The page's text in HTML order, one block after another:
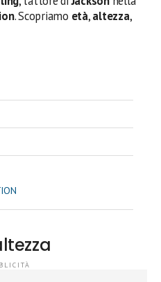
. Scopriamo età,altezza,